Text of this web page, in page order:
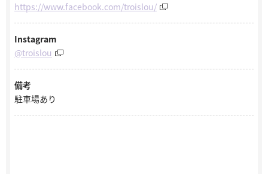
https://www.facebook.com/troislou/
Instagram
@troislou
備考
駐車場あり